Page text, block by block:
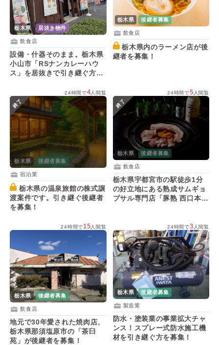
栃木県 居抜き物件
飲食店
設備・什器そのまま。栃木県
小山市「RSナンカレーハウ
ス」を居抜きで引き継ぐ方を
栃木県 後継者募集
飲食店
栃木県内のラーメン店が後
継者を募集！
24時間で4人閲覧
終了
栃木県 後継者募集
宿泊業
渡案件です。引き継ぐ後継者
を募集！
24時間で5 人閲覧
終了
栃木県 後継者募集
飲食店
栃木県宇都宮市の駅徒歩1分
の好立地にある熟成サムギョ
プサル専門店「豚熟 西口本
24時間で15 人閲覧
栃木県 後継者募集
飲食店
地元で30年愛された焼肉店、
栃木県那須塩原市の「茶臼
苑」が後継者を募集！
24時間で3 人閲覧
栃木県 後継者募集
製造業
防水・塗装業の事業拡大チャ
ンス！スプレー式防水施工機
材を引き継ぐ方を募集！